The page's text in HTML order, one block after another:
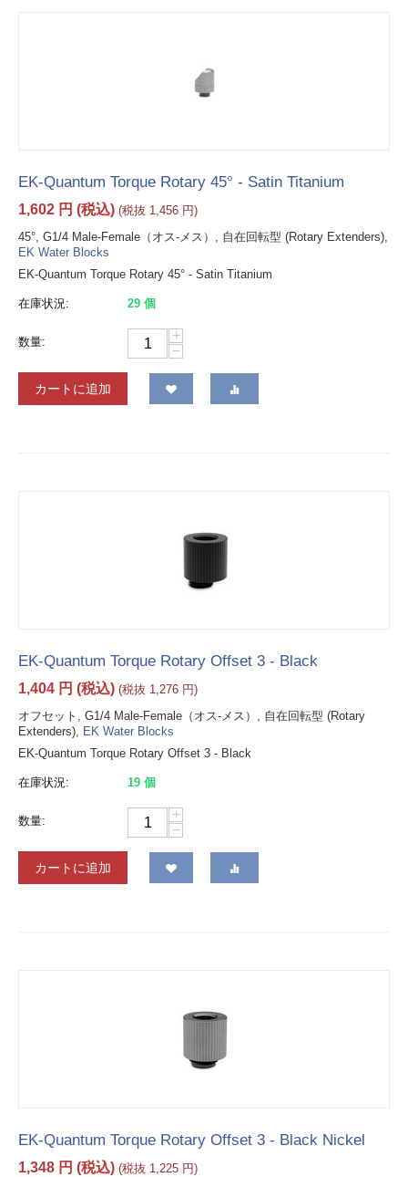
EK-Quantum Torque Rotary 45° - Satin Titanium
1,602 円 (税込) (税抜 1,456 円)
45°, G1/4 Male-Female（オス-メス）, 自在回転型 (Rotary Extenders),
EK Water Blocks
EK-Quantum Torque Rotary 45° - Satin Titanium
在庫状況: 29 個
数量:
+
−
カートに追加
EK-Quantum Torque Rotary Offset 3 - Black
1,404 円 (税込) (税抜 1,276 円)
オフセット, G1/4 Male-Female（オス-メス）, 自在回転型 (Rotary
Extenders), EK Water Blocks
EK-Quantum Torque Rotary Offset 3 - Black
在庫状況: 19 個
数量:
+
−
カートに追加
EK-Quantum Torque Rotary Offset 3 - Black Nickel
1,348 円 (税込) (税抜 1,225 円)